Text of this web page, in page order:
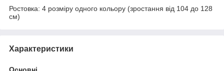
Ростовка: 4 розміру одного кольору (зростання від 104 до 128
см)
Характеристики